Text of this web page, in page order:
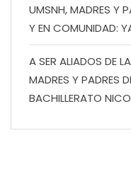
UMSNH, MADRES Y
Y EN COMUNIDAD:
A SER ALIADOS DE
MADRES Y PADRES
BACHILLERATO